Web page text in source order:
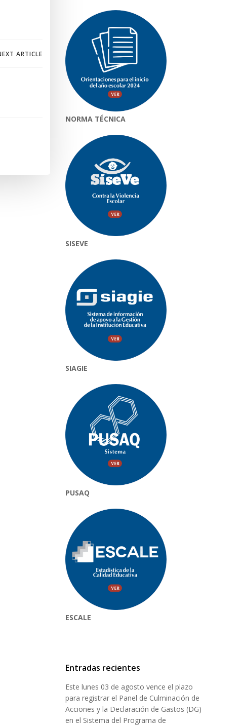
ARTICLE
NORMA TÉCNICA
SISEVE
SIAGIE
PUSAQ
ESCALE
Entradas recientes
Este lunes 03 de agosto vence el plazo
para registrar el Panel de Culminación de
Acciones y la Declaración de Gastos (DG)
en el Sistema del Programa de